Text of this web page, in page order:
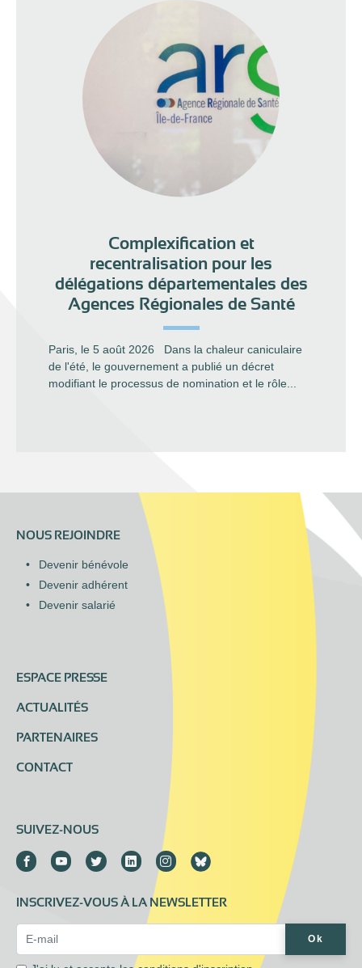
Complexification et
recentralisation pour les
délégations départementales des
Agences Régionales de Santé
Paris, le 5 août 2026 Dans la chaleur caniculaire
de l'été, le gouvernement a publié un décret
modifiant le processus de nomination et le rôle...
NOUS REJOINDRE
Devenir bénévole
Devenir adhérent
Devenir salarié
ESPACE PRESSE
ACTUALITÉS
PARTENAIRES
CONTACT
SUIVEZ-NOUS
INSCRIVEZ-VOUS À LA NEWSLETTER
Email Address*
Ok